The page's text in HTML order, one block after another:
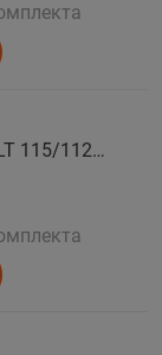
COMFORSER Автошина 265/50 R20 LT 115/112S CF1100 RWL лето